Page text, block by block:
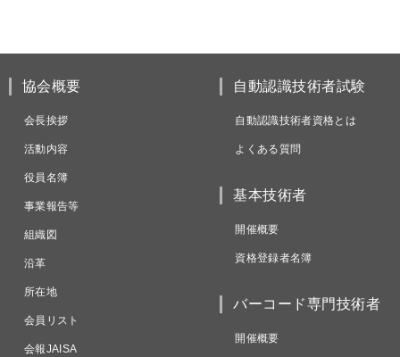
協会概要
会長挨拶
活動内容
役員名簿
事業報告等
組織図
沿革
所在地
会員リスト
会報JAISA
自動認識技術者試験
自動認識技術者資格とは
よくある質問
基本技術者
開催概要
資格登録者名簿
バーコード専門技術者
開催概要